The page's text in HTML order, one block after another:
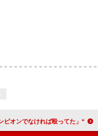
“天然炸裂”ガッツ石松に小峠が悲鳴！ 「世界チャンピオンでなければ殴ってた」